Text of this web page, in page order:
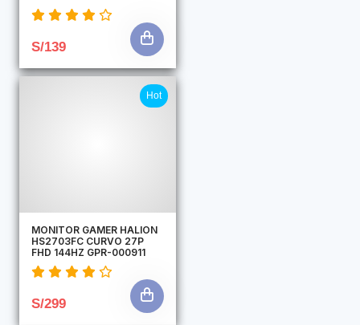
S/139
Hot
MONITOR GAMER HALION
HS2703FC CURVO 27P
FHD 144HZ GPR-000911
S/299